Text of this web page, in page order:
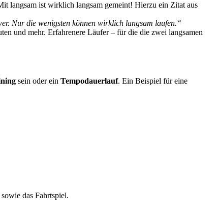
langsam ist wirklich langsam gemeint! Hierzu ein Zitat aus
Nur die wenigsten können wirklich langsam laufen.“
und mehr. Erfahrenere Läufer – für die die zwei langsamen
sein oder ein Tempodauerlauf. Ein Beispiel für eine
das Fahrtspiel.